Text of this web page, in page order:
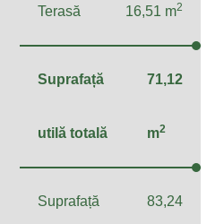
Terasă 16,51 m2
Suprafață
utilă totală
71,12
m2
Suprafață 83,24